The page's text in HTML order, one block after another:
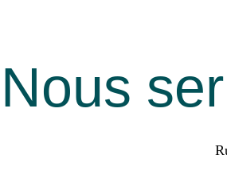
MENU
Français
Français
Português
Nous